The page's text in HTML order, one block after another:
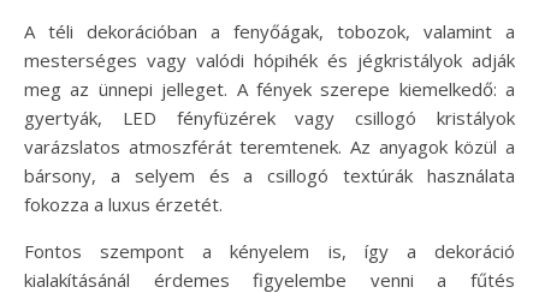
A téli dekorációban a fenyőágak, tobozok, valamint a
mesterséges vagy valódi hópihék és jégkristályok adják
meg az ünnepi jelleget. A fények szerepe kiemelkedő: a
gyertyák, LED fényfüzérek vagy csillogó kristályok
varázslatos atmoszférát teremtenek. Az anyagok közül a
bársony, a selyem és a csillogó textúrák használata
fokozza a luxus érzetét.
Fontos szempont a kényelem is, így a dekoráció
kialakításánál érdemes figyelembe venni a fűtés